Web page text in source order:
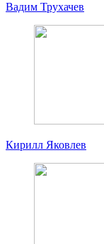
Вадим Трухачев
Кирилл Яковлев